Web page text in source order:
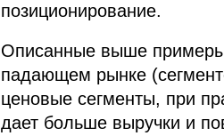
позиционирование.
Описанные выше
падающем рынке
ценовые сегменты, при
дает больше выручки и